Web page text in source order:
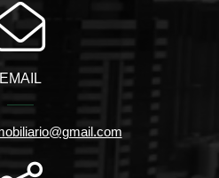
EMAIL